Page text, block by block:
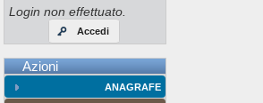
Login non effettuato.
Accedi
Azioni
ANAGRAFE